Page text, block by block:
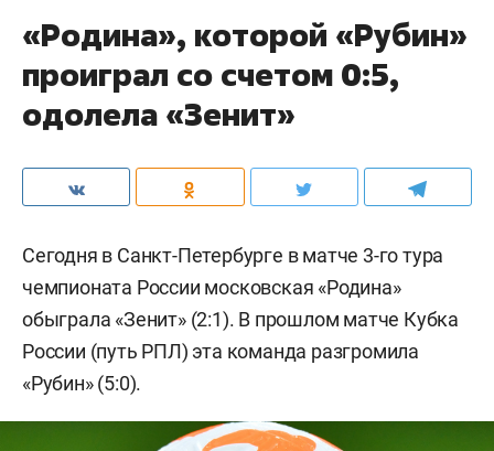
«Родина», которой «Рубин»
проиграл со счетом 0:5,
одолела «Зенит»
Сегодня в Санкт-Петербурге в матче 3-го тура
чемпионата России московская «Родина»
обыграла «Зенит» (2:1). В прошлом матче Кубка
России (путь РПЛ) эта команда разгромила
«Рубин» (5:0).